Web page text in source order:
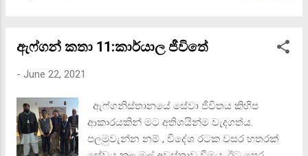
සේවයේ එම කාලය පැය අටකි. ෆ්ලයි ඩුබායි
දිනපතා ගුවන් සේවා තුනක් කාබුල් වෙත
පිරිස කැලෑ බලලුන් වැනි කණ්ඩායමකි. ඔවුන් ,
කතා බහක් නැත. ලඟට ගොස් ' සේ සේ ' කීවත්
' ෆූස් ' ගා පිඹියි. කන්සා වල , වල්ගයේ හෝ
ශරීරයේ තුවාල ඇත , කන් කොට , වල්ගා කොට
අයද සිටිති. තමන්ට අයත් වූ සීමා මුර කරන
ඇෆ්ගන් කතා 11:කාර්යාල ජීවිතේ
- June 22, 2021
ඇෆ්ගනිස්තානයේ සේවා ජීවිතය කිහිප
ආකාරයකින් මට අතිශයින්ම වැදගත්ය.
පලමුවැන්න නම් , විදේශ රටක වසර හතරක්